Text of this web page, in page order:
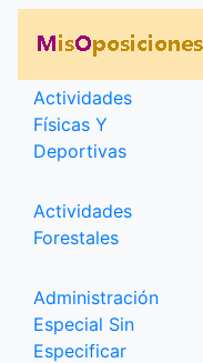
Categorías
Actividades
Físicas Y
Deportivas
Actividades
Forestales
Administración
Especial Sin
Especificar